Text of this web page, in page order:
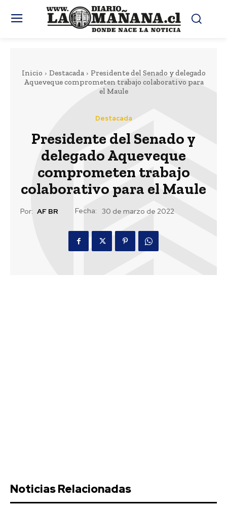
Inicio Destacada
Presidente del Senado y delegado
Aqueveque comprometen trabajo colaborativo para
el Maule
Destacada
Presidente del Senado y
delegado Aqueveque
comprometen trabajo
colaborativo para el Maule
Por: AF BR Fecha: 30 de marzo de 2022
Noticias Relacionadas